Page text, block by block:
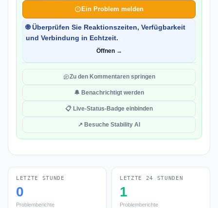
Ein Problem melden
🌐 Überprüfen Sie Reaktionszeiten, Verfügbarkeit
und Verbindung in Echtzeit.
Öffnen →
Zu den Kommentaren springen
🔔 Benachrichtigt werden
📋 Live-Status-Badge einbinden
↗ Besuche Stability AI
LETZTE STUNDE
0
Problemberichte
LETZTE 24 STUNDEN
1
Problemberichte